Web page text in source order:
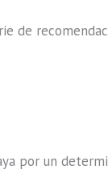
de
por un